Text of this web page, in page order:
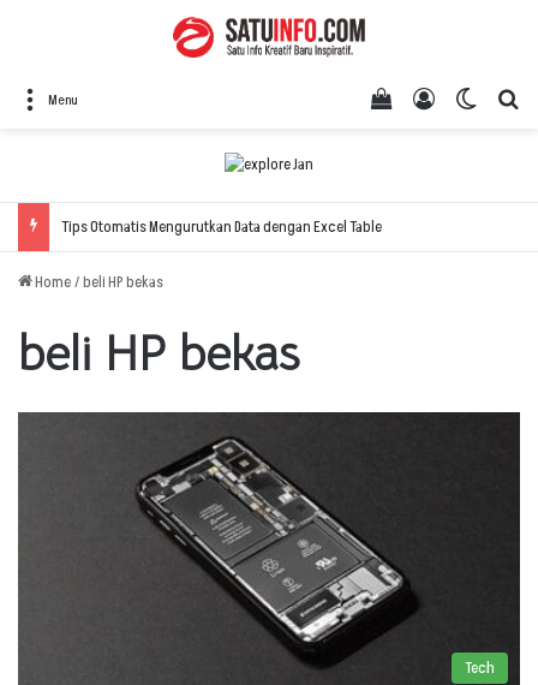
Menu Switch
Log In
View your
Tips Otomatis Mengurutkan Data dengan Excel Table
Home/beli HP bekas
beli HP bekas
Tech